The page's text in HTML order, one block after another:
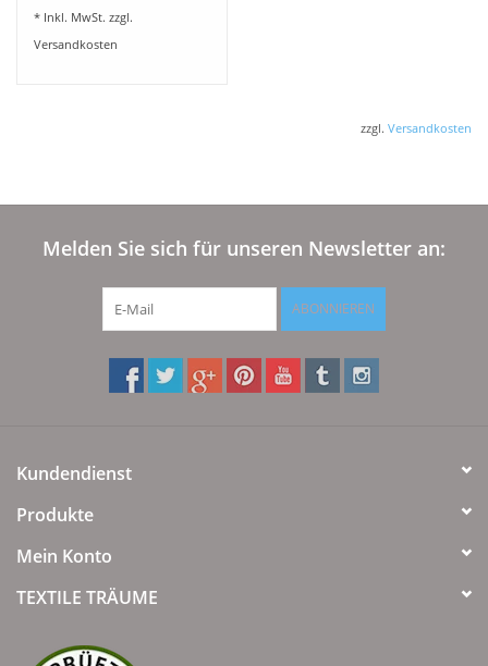
* Inkl. MwSt. zzgl.
Versandkosten
zzgl. Versandkosten
Melden Sie sich für unseren Newsletter an:
ABONNIEREN
Kundendienst
Produkte
Mein Konto
TEXTILE TRÄUME